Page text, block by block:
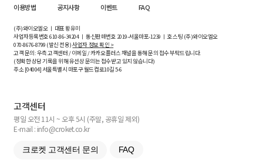
이용방법
공지사항 이벤트 FAQ
(주)와이오엘오 ㅣ 대표 황유미
사업자등록번호610-86-34204ㅣ 통신판매번호 2019-서울마포-1239 ㅣ 호스팅 (주)와이오엘오
070-8676-8799 (발신 전용)사업자 정보 확인 >
고객 문의: 우측 고객센터 / 이메일 / 카카오플러스 채널을 통해 문의 접수 부탁드립니다.
(정확한 상담 기록을 위해 유선상 문의는 접수받고 있지 않습니다)
주소 [04004] 서울특별시 마포구 월드컵로10길5-6
고객센터
평일 오전 11시 ~ 오후 5시 (주말, 공휴일 제외)
E-mail : info@croket.co.kr
크로켓 고객센터 문의 FAQ